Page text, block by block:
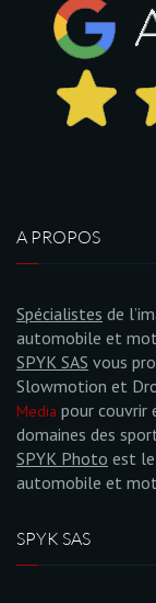
A PROPOS
Spécialistes de
automobile et
SPYK SAS vous
Slowmotion et
Media pour couvrir
domaines des
SPYK Photo est le
automobile et
SPYK SAS